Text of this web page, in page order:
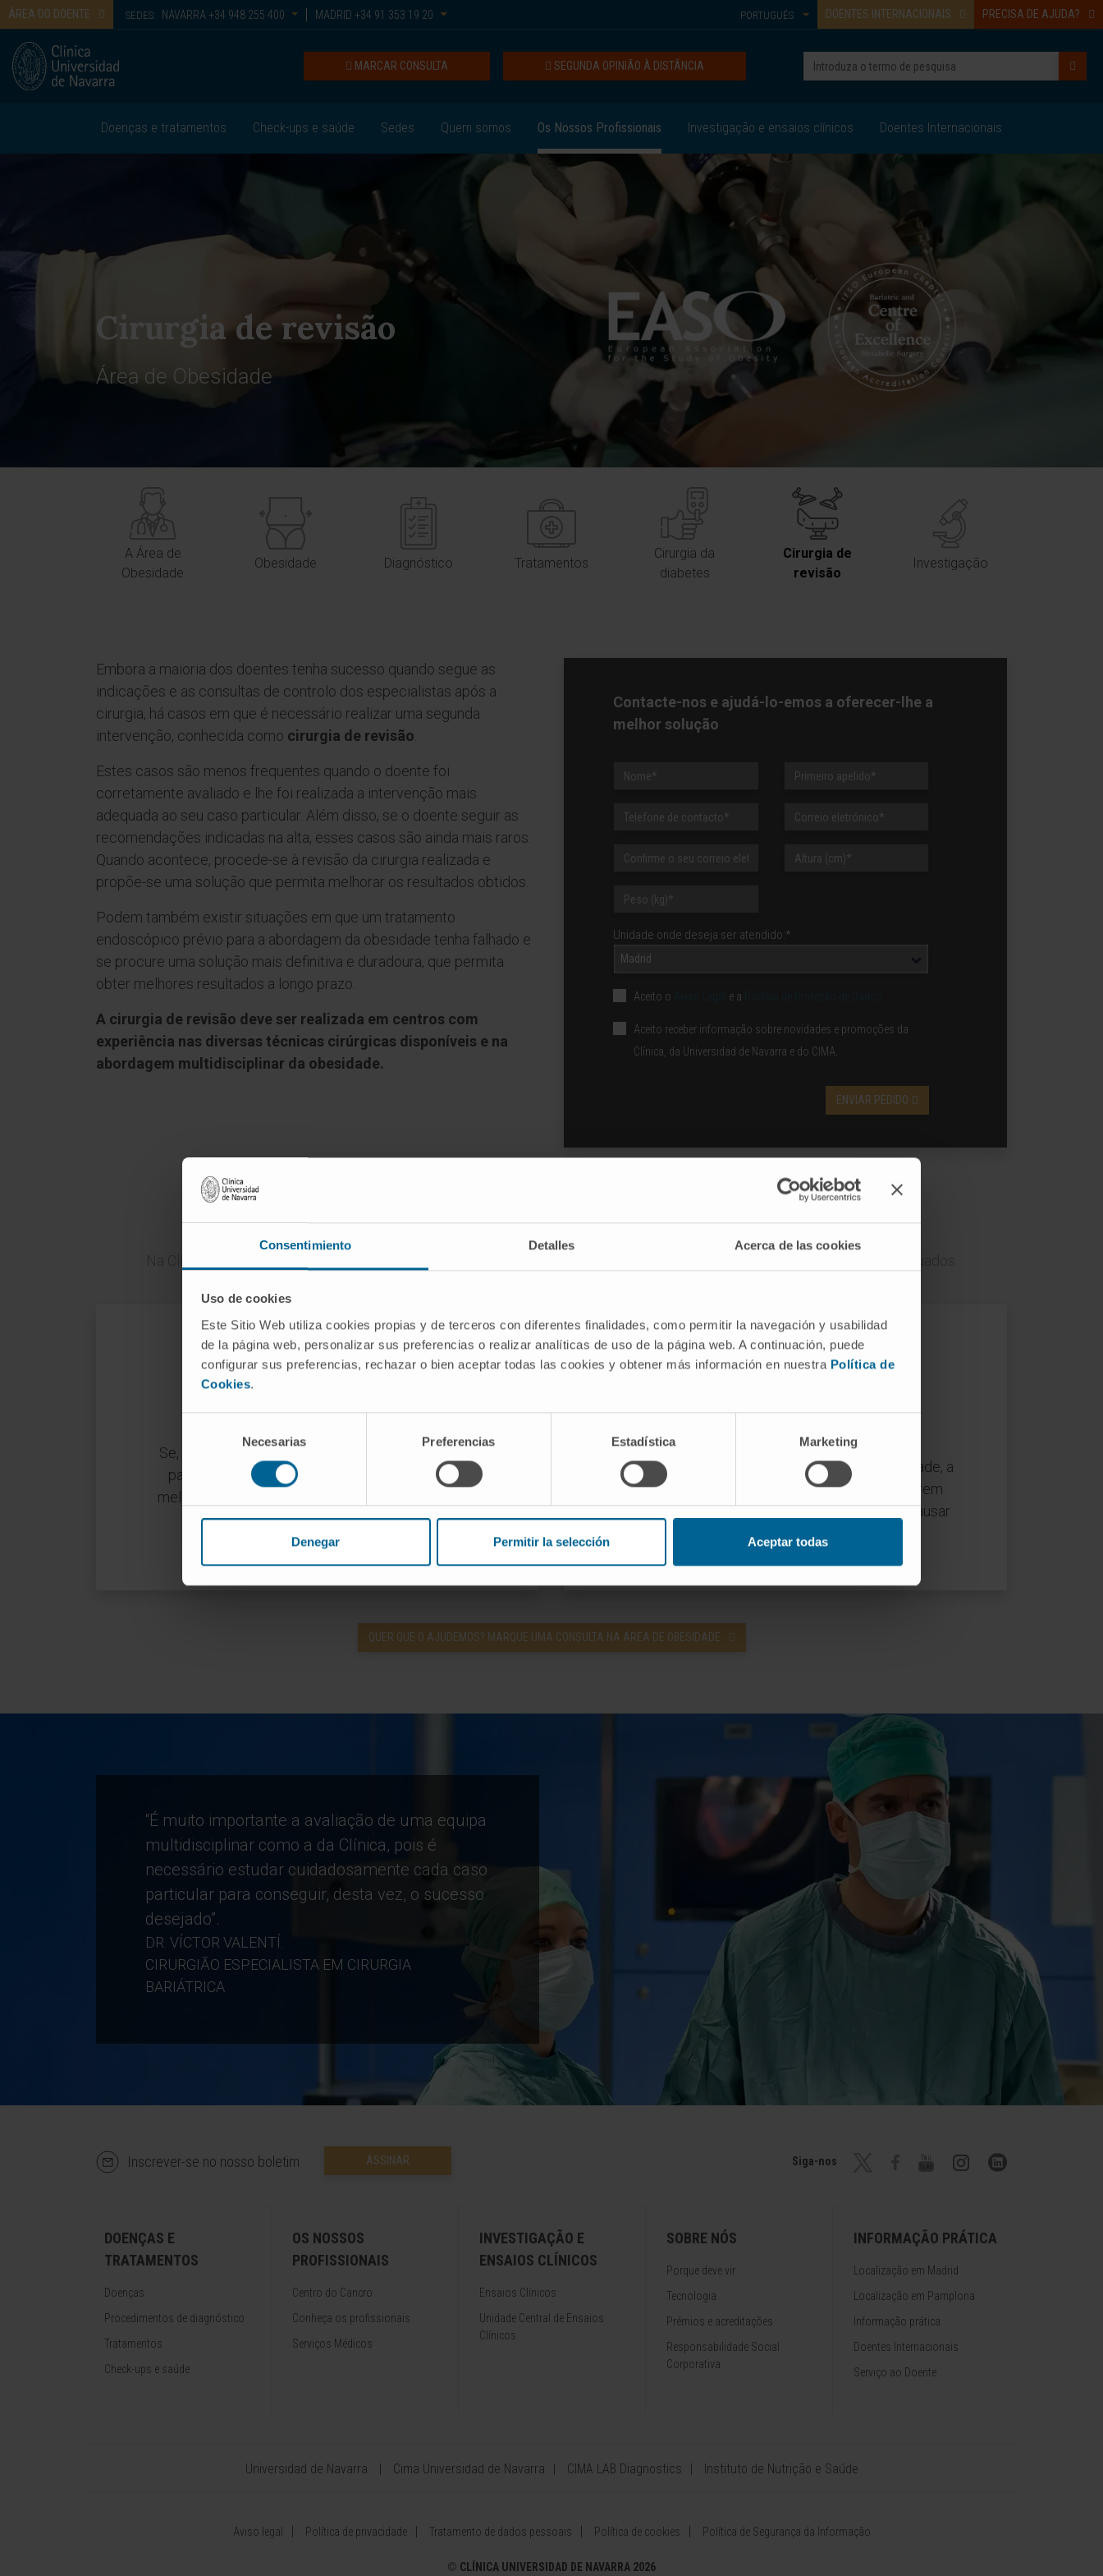
Consentimiento Detalles Acerca de las cookies
Uso de cookies
Este Sitio Web utiliza cookies propias y de terceros con diferentes finalidades, como permitir la navegación y usabilidad
de la página web, personalizar sus preferencias o realizar analíticas de uso de la página web. A continuación, puede
configurar sus preferencias, rechazar o bien aceptar todas las cookies y obtener más información en nuestra Política de
Cookies.
consentimiento
Necesarias Preferencias Estadística Marketing
Denegar Permitir la selección Aceptar todas
ÁREA DO DOENTE SEDES: NAVARRA +34 948 255 400 MADRID +34 91 353 19 20 DOENTES INTERNACIONAIS PRECISA DE AJUDA?
PORTUGUÊS
SEGUNDA OPINIÃO À DISTÂNCIA
MARCAR CONSULTA
Doenças e tratamentos Check-ups e saúde Sedes Quem somos Os Nossos Profissionais Investigação e ensaios clínicos Doentes Internacionais
Cirurgia de revisão
Área de Obesidade
A Área de
Obesidade
Obesidade Diagnóstico Tratamentos
Cirurgia da
diabetes
Cirurgia de
revisão
Investigação
Embora a maioria dos doentes tenha sucesso quando segue as
indicações e as consultas de controlo dos especialistas após a
cirurgia, há casos em que é necessário realizar uma segunda
intervenção, conhecida como cirurgia de revisão
Estes casos são menos frequentes quando o doente foi
corretamente avaliado e lhe foi realizada a intervenção mais
adequada ao seu caso particular. Além disso, se o doente seguir as
recomendações indicadas na alta, esses casos são ainda mais raros.
Quando acontece, procede-se à revisão da cirurgia realizada e
propõe-se uma solução que permita melhorar os resultados obtidos.
Podem também existir situações em que um tratamento
endoscópico prévio para a abordagem da obesidade tenha falhado e
se procure uma solução mais definitiva e duradoura, que permita
obter melhores resultados a longo prazo.
A cirurgia de revisão deve ser realizada em centros com
experiência nas diversas técnicas cirúrgicas disponíveis e na
abordagem multidisciplinar da obesidade.
Contacte-nos e ajudá-lo-emos a oferecer-lhe a
melhor solução
Unidade onde deseja ser atendido:*
Madrid
Aceito o e a
Aceito receber informação sobre novidades e promoções da
Clínica, da Universidad de Navarra e do CIMA.
ENVIAR PEDIDO
Quando está indicada a cirurgia de revisão?
Se, após um tratamento endoscópico ou cirúrgico
para a obesidade, voltou a recuperar peso, sem
melhoria das complicações médicas associadas à
obesidade.
Se, após um tratamento cirúrgico para a obesidade, a
perda de peso for desproporcionada ou existirem
sinais de má absorção intestinal que possam causar
défices no organismo.
QUER QUE O AJUDEMOS? MARQUE UMA CONSULTA NA ÁREA DE OBESIDADE
“É muito importante a avaliação de uma equipa
multidisciplinar como a da Clínica, pois é
necessário estudar cuidadosamente cada caso
particular para conseguir, desta vez, o sucesso
desejado”.
DR. VÍCTOR VALENTÍ.
CIRURGIÃO ESPECIALISTA EM CIRURGIA
BARIÁTRICA
Inscrever-se no nosso boletim ASSINAR Siga-nos
DOENÇAS E
TRATAMENTOS
Doenças
Procedimentos de diagnóstico
Tratamentos
Check-ups e saúde
OS NOSSOS
PROFISSIONAIS
Centro do Cancro
Conheça os profissionais
Serviços Médicos
INVESTIGAÇÃO E
ENSAIOS CLÍNICOS
Ensaios Clínicos
Unidade Central de Ensaios
Clínicos
SOBRE NÓS
Porque deve vir
Tecnologia
Prémios e acreditações
Responsabilidade Social
Corporativa
INFORMAÇÃO PRÁTICA
Localização em Madrid
Localização em Pamplona
Informação prática
Doentes Internacionais
Serviço ao Doente
Universidad de Navarra Cima Universidad de Navarra CIMA LAB Diagnostics Instituto de Nutrição e Saúde
Aviso legal Política de privacidade Tratamento de dados pessoais Política de cookies Política de Segurança da Informação
© CLÍNICA UNIVERSIDAD DE NAVARRA 2026